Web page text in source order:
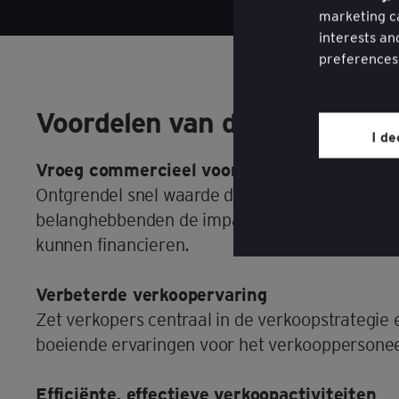
Voordelen van de oplossing
Vroeg commercieel voordeel
Ontgrendel snel waarde door middel van
belanghebbenden de impact van
kunnen financieren.
Verbeterde verkoopervaring
Zet verkopers centraal in de
boeiende ervaringen voor het
Efficiënte, effectieve verkoopactiviteiten
marketing
interests
page on
I